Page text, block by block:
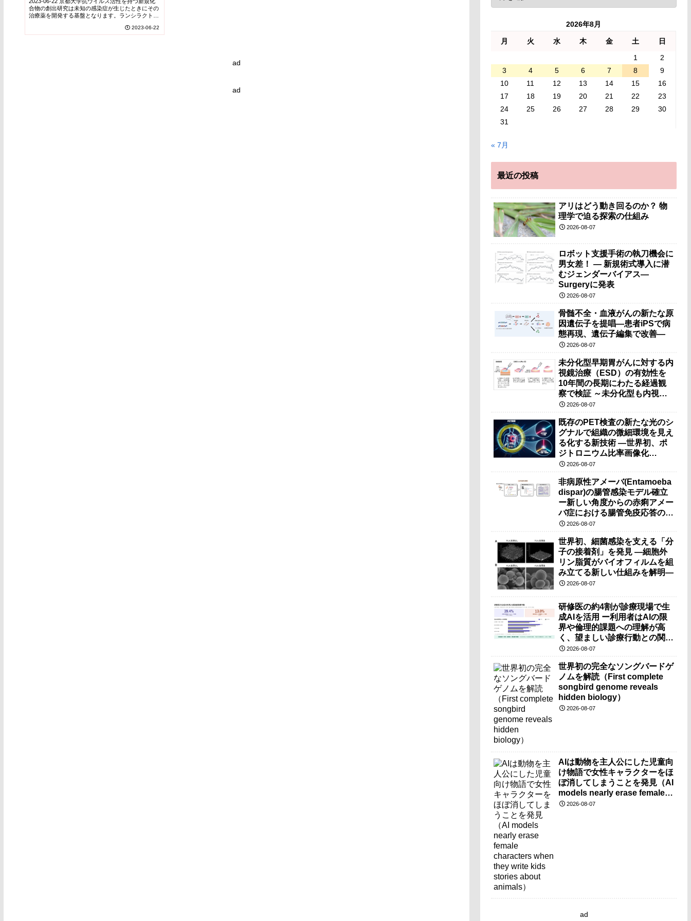
合物の創出研究は未知の感染症が生じたときにその
治療薬を開発する基盤となります。ランシラクトン
環構造を有しており、本当にこのような構造が...
2023-06-22
ad
ad
2026年8月
月 火 水 木 金 土
日
1
2
3
4 5 6 7 8
9
10
11 12 13 14 15
16
17
18 19 20 21 22
23
24
25 26 27 28 29
30
31
« 7月
最近の投稿
アリはどう動き回るのか？ 物
理学で迫る探索の仕組み
2026-08-07
ロボット支援手術の執刀機会に
男女差！ — 新規術式導入に潜
むジェンダーバイアス—
Surgeryに発表
2026-08-07
骨髄不全・血液がんの新たな原
因遺伝子を提唱―患者iPSで病
態再現、遺伝子編集で改善―
2026-08-07
未分化型早期胃がんに対する内
視鏡治療（ESD）の有効性を
10年間の長期にわたる経過観
察で検証 ～未分化型も内視鏡
治療で胃の温存が可能～
2026-08-07
既存のPET検査の新たな光のシ
グナルで組織の微細環境を見え
る化する新技術 ―世界初、ポ
ジトロニウム比率画像化
（PRI）の原理検証に成功―
2026-08-07
非病原性アメーバ(Entamoeba
dispar)の腸管感染モデル確立
ー新しい角度からの赤痢アメー
バ症における腸管免疫応答の理
解に期待ー
2026-08-07
世界初、細菌感染を支える「分
子の接着剤」を発見 ―細胞外
リン脂質がバイオフィルムを組
み立てる新しい仕組みを解明―
2026-08-07
研修医の約4割が診療現場で生
成AIを活用 ー利用者はAIの限
界や倫理的課題への理解が高
く、望ましい診療行動との関連
も確認ー
2026-08-07
世界初の完全なソングバードゲ
ノムを解読（First complete
songbird genome reveals
hidden biology）
2026-08-07
AIは動物を主人公にした児童向
け物語で女性キャラクターをほ
ぼ消してしまうことを発見（AI
models nearly erase female
characters when they write
2026-08-07
ad